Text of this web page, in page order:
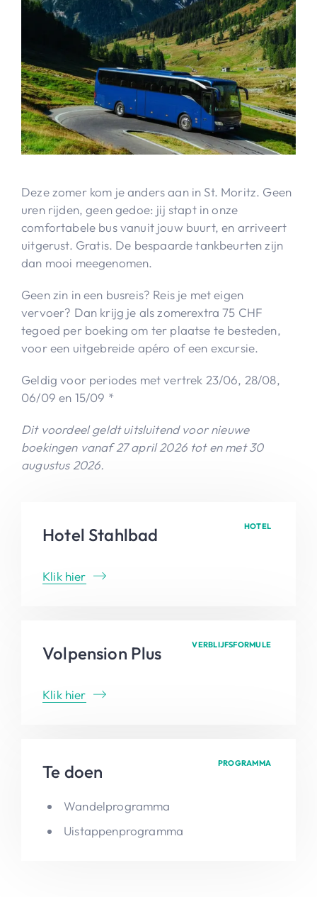
Deze zomer kom je anders aan in St. Moritz. Geen
uren rijden, geen gedoe: jij stapt in onze
comfortabele bus vanuit jouw buurt, en arriveert
uitgerust. Gratis. De bespaarde tankbeurten zijn
dan mooi meegenomen.
Geen zin in een busreis? Reis je met eigen
vervoer? Dan krijg je als zomerextra 75 CHF
tegoed per boeking om ter plaatse te besteden,
voor een uitgebreide apéro of een excursie.
Geldig voor periodes met vertrek 23/06, 28/08,
06/09 en 15/09 *
Dit voordeel geldt uitsluitend voor nieuwe
boekingen vanaf 27 april 2026 tot en met 30
augustus 2026.
HOTEL
Hotel Stahlbad
Klik hier
VERBLIJFSFORMULE
Volpension Plus
Klik hier
PROGRAMMA
Te doen
Wandelprogramma
Uistappenprogramma